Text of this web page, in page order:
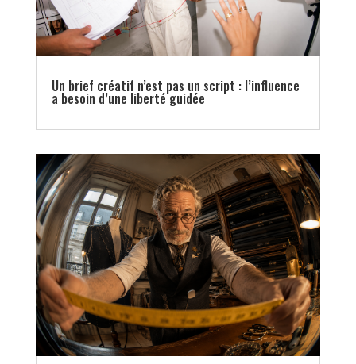
Un brief créatif n’est pas un script : l’influence
a besoin d’une liberté guidée